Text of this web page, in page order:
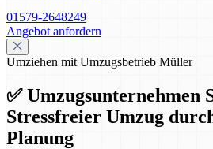
01579-2648249
Angebot anfordern
Umziehen mit Umzugsbetrieb Müller
✅ Umzugsunternehmen
Stressfreier Umzug
Planung